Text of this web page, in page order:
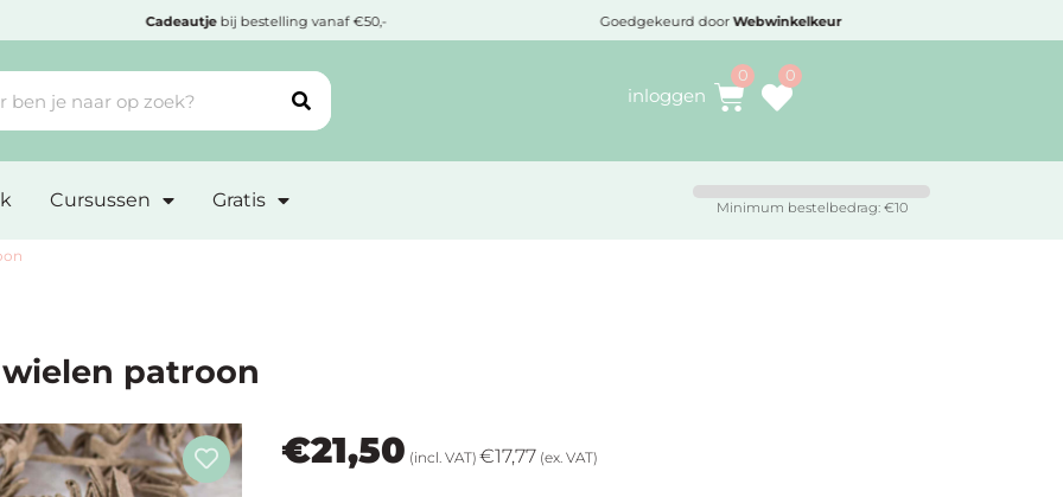
Cadeautjebij bestelling vanaf €50,- Goedgekeurd doorWebwinkelkeur
inloggen
Cursussen Gratis Minimum bestelbedrag: €10
patroon
€21,50 (incl. VAT) €17,77 (ex. VAT)